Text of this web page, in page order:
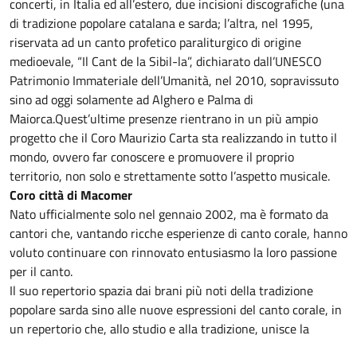
concerti, in Italia ed all’estero, due incisioni discografiche (una
di tradizione popolare catalana e sarda; l’altra, nel 1995,
riservata ad un canto profetico paraliturgico di origine
medioevale, “Il Cant de la Sibil-la”, dichiarato dall’UNESCO
Patrimonio Immateriale dell’Umanità, nel 2010, sopravissuto
sino ad oggi solamente ad Alghero e Palma di
Maiorca.Quest’ultime presenze rientrano in un più ampio
progetto che il Coro Maurizio Carta sta realizzando in tutto il
mondo, ovvero far conoscere e promuovere il proprio
territorio, non solo e strettamente sotto l’aspetto musicale.
Coro città di Macomer
Nato ufficialmente solo nel gennaio 2002, ma è formato da
cantori che, vantando ricche esperienze di canto corale, hanno
voluto continuare con rinnovato entusiasmo la loro passione
per il canto.
Il suo repertorio spazia dai brani più noti della tradizione
popolare sarda sino alle nuove espressioni del canto corale, in
un repertorio che, allo studio e alla tradizione, unisce la